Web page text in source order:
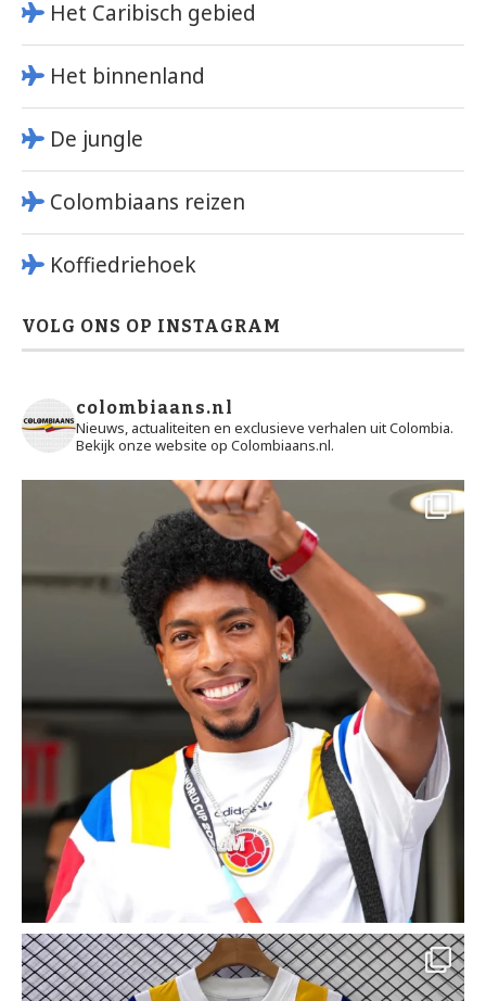
Het Caribisch gebied
Het binnenland
De jungle
Colombiaans reizen
Koffiedriehoek
VOLG ONS OP INSTAGRAM
colombiaans.nl
Nieuws, actualiteiten en exclusieve verhalen uit Colombia.
Bekijk onze website op Colombiaans.nl.